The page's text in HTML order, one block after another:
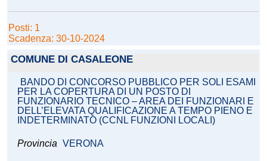
Posti: 1
Scadenza: 30-10-2024
COMUNE DI CASALEONE
BANDO DI CONCORSO PUBBLICO PER SOLI ESAMI
PER LA COPERTURA DI UN POSTO DI
FUNZIONARIO TECNICO – AREA DEI FUNZIONARI E
DELL’ELEVATA QUALIFICAZIONE A TEMPO PIENO E
INDETERMINATO (CCNL FUNZIONI LOCALI)
Provincia VERONA